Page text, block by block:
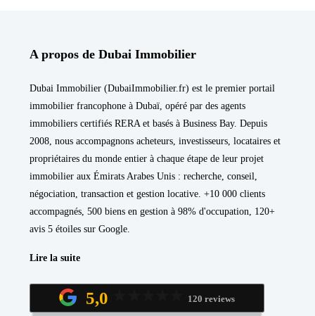
A propos de Dubai Immobilier
Dubai Immobilier (DubaiImmobilier.fr) est le premier portail
immobilier francophone à Dubaï, opéré par des agents
immobiliers certifiés RERA et basés à Business Bay. Depuis
2008, nous accompagnons acheteurs, investisseurs, locataires et
propriétaires du monde entier à chaque étape de leur projet
immobilier aux Émirats Arabes Unis : recherche, conseil,
négociation, transaction et gestion locative. +10 000 clients
accompagnés, 500 biens en gestion à 98% d'occupation, 120+
avis 5 étoiles sur Google.
Lire la suite
5,0 120 reviews